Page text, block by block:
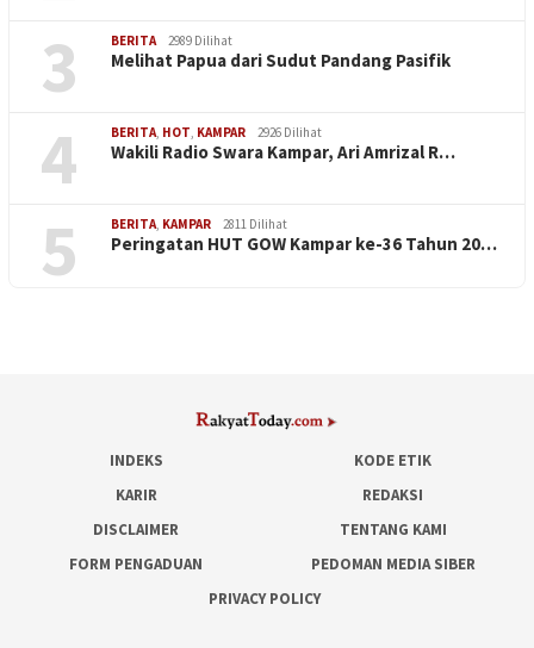
3 BERITA 2989 Dilihat
Melihat Papua dari Sudut Pandang Pasifik
4 BERITA HOT KAMPAR 2926 Dilihat
Wakili Radio Swara Kampar, Ari Amrizal R…
5 BERITA KAMPAR 2811 Dilihat
Peringatan HUT GOW Kampar ke-36 Tahun 20…
INDEKS
KODE ETIK
KARIR
REDAKSI
DISCLAIMER
TENTANG KAMI
FORM PENGADUAN
PEDOMAN MEDIA SIBER
PRIVACY POLICY